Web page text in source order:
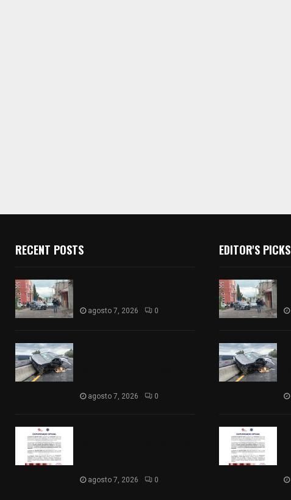
RECENT POSTS
agosto 7, 2026 0
agosto 7, 2026 0
agosto 7, 2026 0
EDITOR'S PICKS